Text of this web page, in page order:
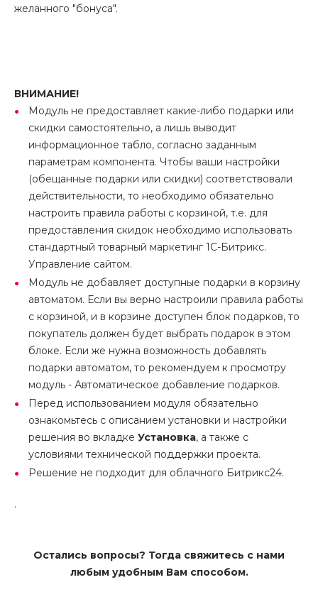
желанного "бонуса".
ВНИМАНИЕ!
Модуль не предоставляет какие-либо подарки или
скидки самостоятельно, а лишь выводит
информационное табло, согласно заданным
параметрам компонента. Чтобы ваши настройки
(обещанные подарки или скидки) соответствовали
действительности, то необходимо обязательно
настроить правила работы с корзиной, т.е. для
предоставления скидок необходимо использовать
стандартный товарный маркетинг 1С-Битрикс.
Управление сайтом.
Модуль не добавляет доступные подарки в корзину
автоматом. Если вы верно настроили правила работы
с корзиной, и в корзине доступен блок подарков, то
покупатель должен будет выбрать подарок в этом
блоке. Если же нужна возможность добавлять
подарки автоматом, то рекомендуем к просмотру
модуль - Автоматическое добавление подарков.
Перед использованием модуля обязательно
ознакомьтесь с описанием установки и настройки
решения во вкладке Установка, а также с
условиями технической поддержки проекта.
Решение не подходит для облачного Битрикс24.
.
Остались вопросы? Тогда свяжитесь с нами
любым удобным Вам способом.